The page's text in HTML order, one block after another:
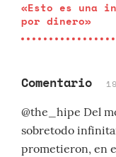
«Esto es una
por dinero»
Comentario
@the_hipe Del
sobretodo
prometieron, en